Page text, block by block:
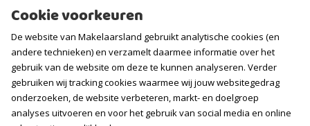
Contact
Vacatures
Volg ons
Cookie voorkeuren
De website van Makelaarsland gebruikt analytische cookies (en
andere technieken) en verzamelt daarmee informatie over het
gebruik van de website om deze te kunnen analyseren. Verder
gebruiken wij tracking cookies waarmee wij jouw websitegedrag
onderzoeken, de website verbeteren, markt- en doelgroep
analyses uitvoeren en voor het gebruik van social media en online